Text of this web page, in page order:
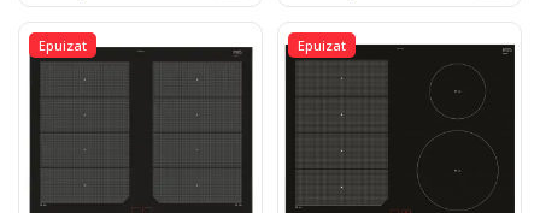
Epuizat Epuizat